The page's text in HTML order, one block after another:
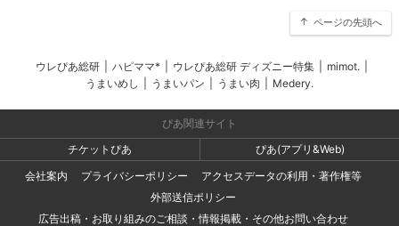
ページの先頭へ
ウレぴあ総研 ハピママ* ウレぴあ総研 ディズニー特集 mimot.
うまいめし
うまいパン うまい肉 Medery.
ぴあ関連サイト
チケットぴあ
ぴあ(アプリ&Web)
会社案内
プライバシーポリシー
アクセスデータの利用・著作権等
外部送信ポリシー
広告出稿・お取り組みのご相談・情報掲載・その他お問い合わせ